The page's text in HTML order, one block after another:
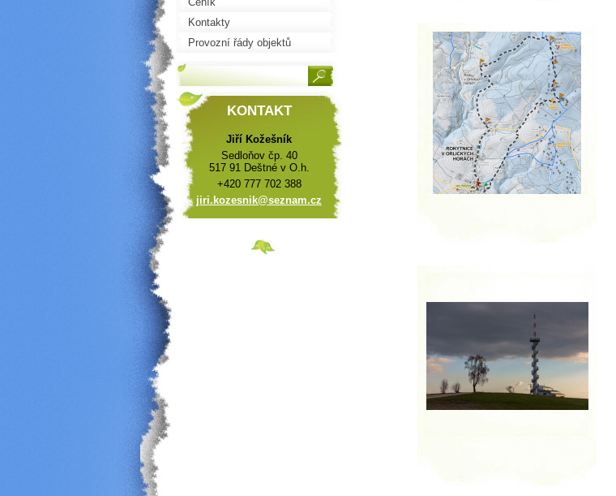
Kontakty
Provozní řády objektů
KONTAKT
Jiří Kožešník
Sedloňov čp. 40
517 91 Deštné v O.h.
+420 777 702 388
jiri.kozesnik@seznam.cz